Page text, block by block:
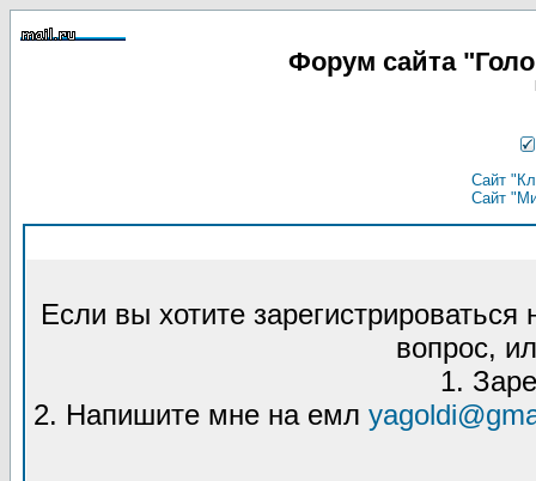
Форум сайта
Сайт
Сайт
Если вы хотите
вопрос,
1.
2. Напишите мне на емл